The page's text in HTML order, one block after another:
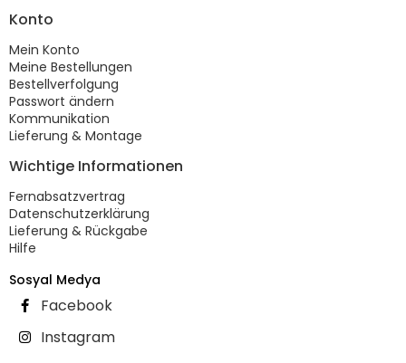
Konto
Mein Konto
Meine Bestellungen
Bestellverfolgung
Passwort ändern
Kommunikation
Lieferung & Montage
Wichtige Informationen
Fernabsatzvertrag
Datenschutzerklärung
Lieferung & Rückgabe
Hilfe
Sosyal Medya
Facebook
Instagram